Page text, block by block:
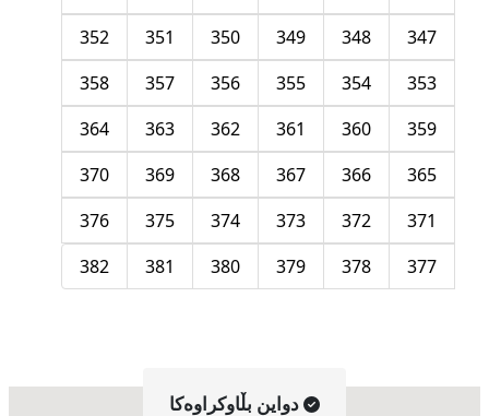
347
348
349
350
351
352
353
354
355
356
357
358
359
360
361
362
363
364
365
366
367
368
369
370
371
372
373
374
375
376
377
378
379
380
381
382
دواین بڵاوکراوه‌کا